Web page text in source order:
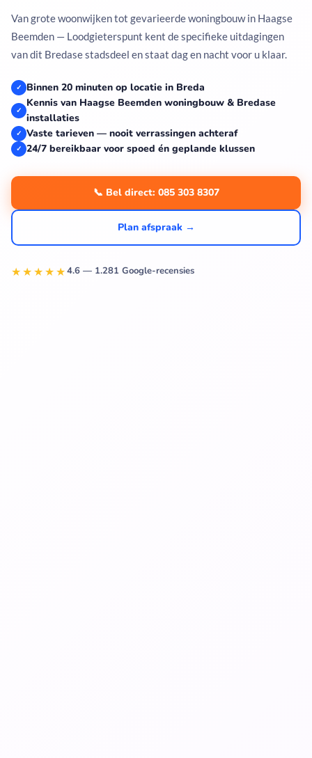
Van grote woonwijken tot gevarieerde woningbouw in Haagse
Beemden — Loodgieterspunt kent de specifieke uitdagingen
van dit Bredase stadsdeel en staat dag en nacht voor u klaar.
✓ Binnen 20 minuten op locatie in Breda
✓
Kennis van Haagse Beemden woningbouw & Bredase
installaties
✓ Vaste tarieven — nooit verrassingen achteraf
✓ 24/7 bereikbaar voor spoed én geplande klussen
📞 Bel direct: 085 303 8307
Plan afspraak →
★★★★★4.6 — 1.281 Google-recensies